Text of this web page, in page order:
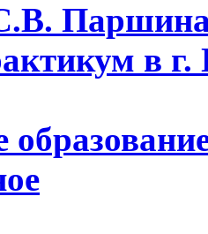
в